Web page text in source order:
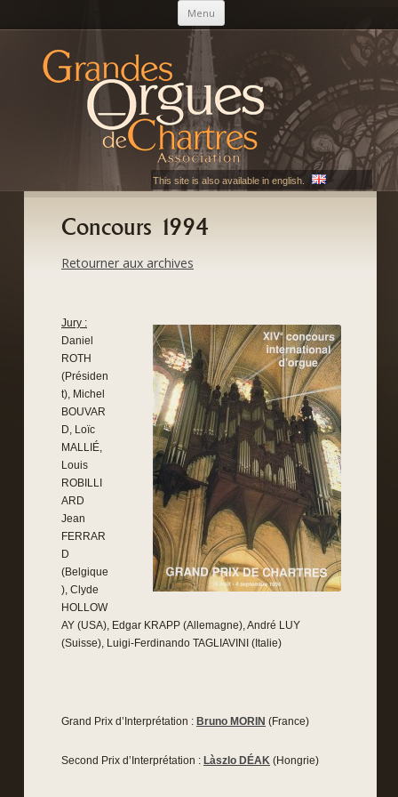
Menu Aller au contenu principal
AGOC
Les Grandes Orgues de Chartres
This site is also available in english.
Concours 1994
Retourner aux archives
Jury :
Daniel
ROTH
(Présiden
t), Michel
BOUVAR
D, Loïc
MALLIÉ,
Louis
ROBILLI
ARD
Jean
FERRAR
D
(Belgique
), Clyde
HOLLOW
AY (USA), Edgar KRAPP (Allemagne), André LUY
(Suisse), Luigi-Ferdinando TAGLIAVINI (Italie)
Grand Prix d’Interprétation : Bruno MORIN (France)
Second Prix d’Interprétation : Làszlo DÉAK (Hongrie)